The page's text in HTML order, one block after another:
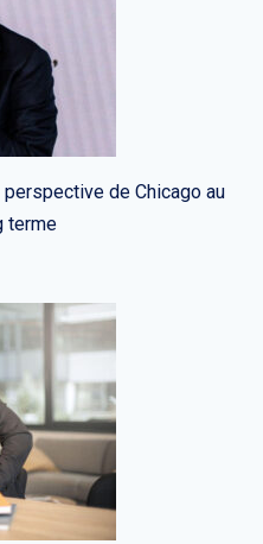
de Chicago au
terme